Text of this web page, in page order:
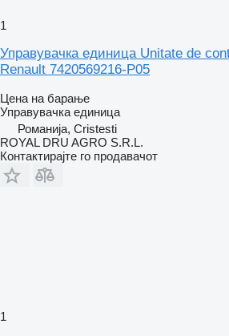
1
Управувачка единица Unitate de
Renault 7420569216-P05
Цена на барање
Управувачка единица
Романија, Cristesti
ROYAL DRU AGRO S.R.L.
Контактирајте го продавачот
1